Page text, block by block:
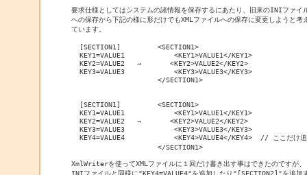
要求仕様としてはシステムの諸情報を保存するにあたり、旧来のINIファイ
への保存から下記の様に形だけでもXMLファイルへの保存に変更しようと考
ています。
  [SECTION1]         <SECTION1>
  KEY1=VALUE1            <KEY1>VALUE1</KEY1>
  KEY2=VALUE2   →       <KEY2>VALUE2</KEY2>
  KEY3=VALUE3            <KEY3>VALUE3</KEY3>
                     </SECTION1>
  [SECTION1]         <SECTION1>
  KEY1=VALUE1            <KEY1>VALUE1</KEY1>
  KEY2=VALUE2   →       <KEY2>VALUE2</KEY2>
  KEY3=VALUE3            <KEY3>VALUE3</KEY3>
KEY4=VALUE4            <KEY4>VALUE4</KEY4>  // ここだけ追
                     </SECTION1>
XmlWriterを使ってXMLファイルに１回だけ書き出す事はできたのですが、
INIファイルと同様に"KEY4=VALUE4"を追加したり"[SECTION2]"を追加